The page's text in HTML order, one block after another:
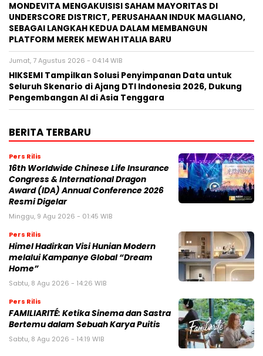
MONDEVITA MENGAKUISISI SAHAM MAYORITAS DI
UNDERSCORE DISTRICT, PERUSAHAAN INDUK MAGLIANO,
SEBAGAI LANGKAH KEDUA DALAM MEMBANGUN
PLATFORM MEREK MEWAH ITALIA BARU
Jumat, 7 Agustus 2026 - 04:14 WIB
HIKSEMI Tampilkan Solusi Penyimpanan Data untuk
Seluruh Skenario di Ajang DTI Indonesia 2026, Dukung
Pengembangan AI di Asia Tenggara
BERITA TERBARU
Pers Rilis
16th Worldwide Chinese Life Insurance
Congress & International Dragon
Award (IDA) Annual Conference 2026
Resmi Digelar
Minggu, 9 Agu 2026 - 01:45 WIB
Pers Rilis
Himel Hadirkan Visi Hunian Modern
melalui Kampanye Global “Dream
Home”
Sabtu, 8 Agu 2026 - 14:26 WIB
Pers Rilis
FAMILIARITÉ: Ketika Sinema dan Sastra
Bertemu dalam Sebuah Karya Puitis
Sabtu, 8 Agu 2026 - 14:19 WIB